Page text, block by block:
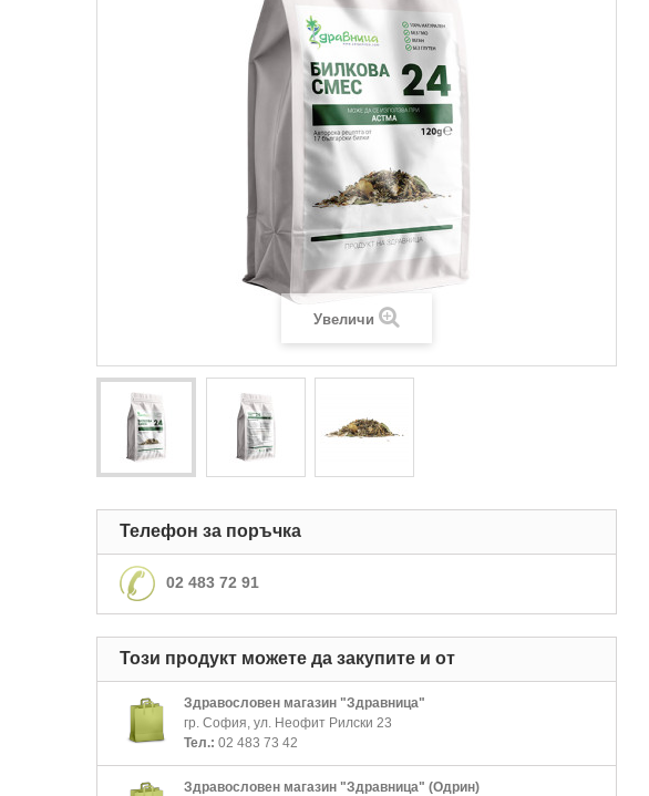
Увеличи
Телефон за поръчка
02 483 72 91
Този продукт можете да закупите и от
Здравословен магазин "Здравница"
гр. София, ул. Неофит Рилски 23
Тел.: 02 483 73 42
Здравословен магазин "Здравница" (Одрин)